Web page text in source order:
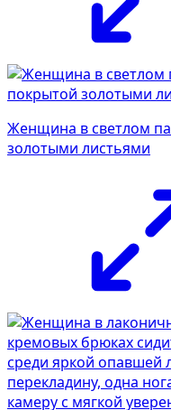
Женщина в светлом
золотыми листьями